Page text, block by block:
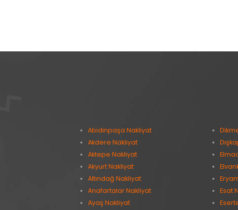
Abidinpaşa Nakliyat
Akdere Nakliyat
Aktepe Nakliyat
Akyurt Nakliyat
Altındağ Nakliyat
Anafartalar Nakliyat
Ayaş Nakliyat
Esat